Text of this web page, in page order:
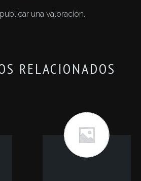
una valoración.
RELACIONADOS